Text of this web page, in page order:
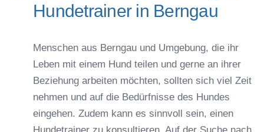
Hundetrainer in Berngau
Menschen aus Berngau und Umgebung, die ihr
Leben mit einem Hund teilen und gerne an ihrer
Beziehung arbeiten möchten, sollten sich viel Zeit
nehmen und auf die Bedürfnisse des Hundes
eingehen. Zudem kann es sinnvoll sein, einen
Hundetrainer zu konsultieren. Auf der Suche nach